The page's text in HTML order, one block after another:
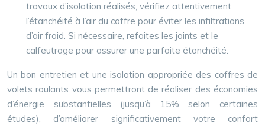
travaux d’isolation réalisés, vérifiez attentivement
l’étanchéité à l’air du coffre pour éviter les infiltrations
d’air froid. Si nécessaire, refaites les joints et le
calfeutrage pour assurer une parfaite étanchéité.
Un bon entretien et une isolation appropriée des coffres de
volets roulants vous permettront de réaliser des économies
d’énergie substantielles (jusqu’à 15% selon certaines
études), d’améliorer significativement votre confort